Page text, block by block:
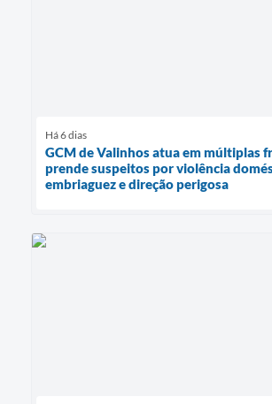
Há 6 dias
GCM de Valinhos atua em múltiplas
prende suspeitos por violência
embriaguez e direção perigosa